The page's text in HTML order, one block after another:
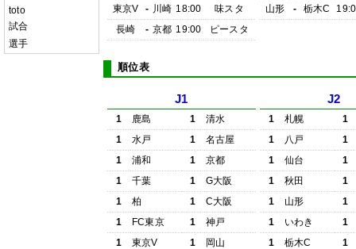
toto
試合
選手
東京V
- 川崎 18:00
味スタ
長崎
- 京都 19:00 ピースタ
山形
- 栃木C
順位表
J1
1 鹿島 1
清水
1
水戸 1
名古屋
1
浦和 1
京都
1
千葉 1
G大阪
1
柏 1
C大阪
1
FC東京 1
神戸
1
東京V 1
岡山
J2
1 札幌
1
1
八戸
1
1
仙台
1
1
秋田
1
1
山形
1
1
いわき
1
1
栃木C
1